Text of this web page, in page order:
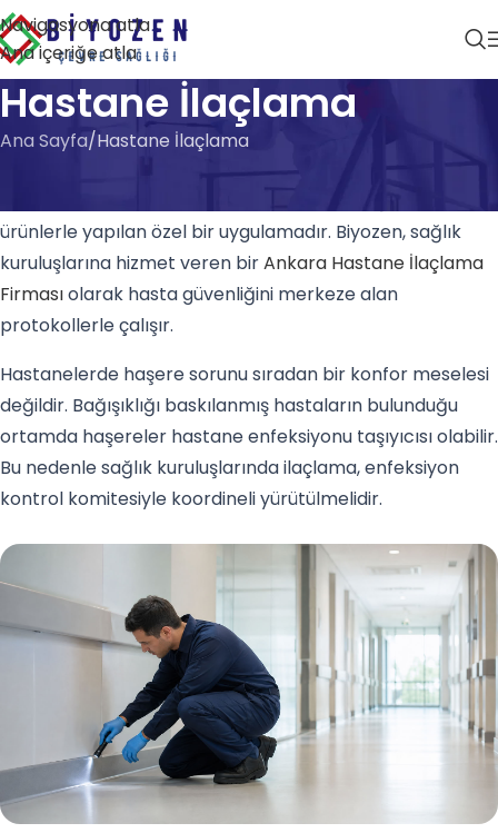
Navigasyona atla
Ana içeriğe atla
Hastane İlaçlama
Ana Sayfa Hastane İlaçlama
, sağlık kuruluşlarında enfeksiyon
ürünlerle yapılan özel bir uygulamadır. Biyozen, sağlık
kuruluşlarına hizmet veren birAnkara Hastane İlaçlama
Firmasıolarak hasta güvenliğini merkeze alan
protokollerle çalışır.
Hastanelerde haşere sorunu sıradan bir konfor meselesi
değildir. Bağışıklığı baskılanmış hastaların bulunduğu
ortamda haşereler hastane enfeksiyonu taşıyıcısı olabilir.
Bu nedenle sağlık kuruluşlarında ilaçlama, enfeksiyon
kontrol komitesiyle koordineli yürütülmelidir.